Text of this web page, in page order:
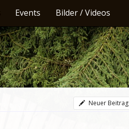
Events Bilder / Videos
Neuer Beitrag